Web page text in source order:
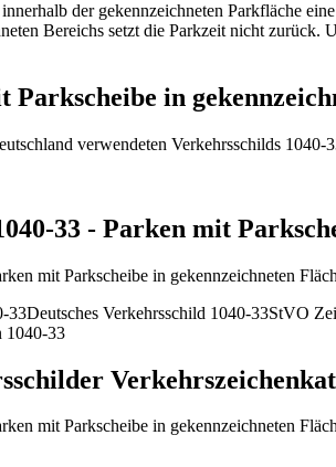
der gekennzeichneten Parkfläche
Bereichs setzt die Parkzeit nicht
Parkscheibe in
verwendeten Verkehrsschilds
33 - Parken mit
mit Parkscheibe in gekennzeichneten
33Deutsches Verkehrsschild 1040-33StVO
1040-33
mit Parkscheibe in gekennzeichneten